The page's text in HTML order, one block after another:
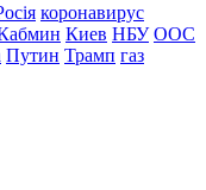
коронавирус
Киев НБУ ООС
Путин Трамп газ